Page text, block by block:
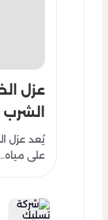
عزل
يُعد عزل
على